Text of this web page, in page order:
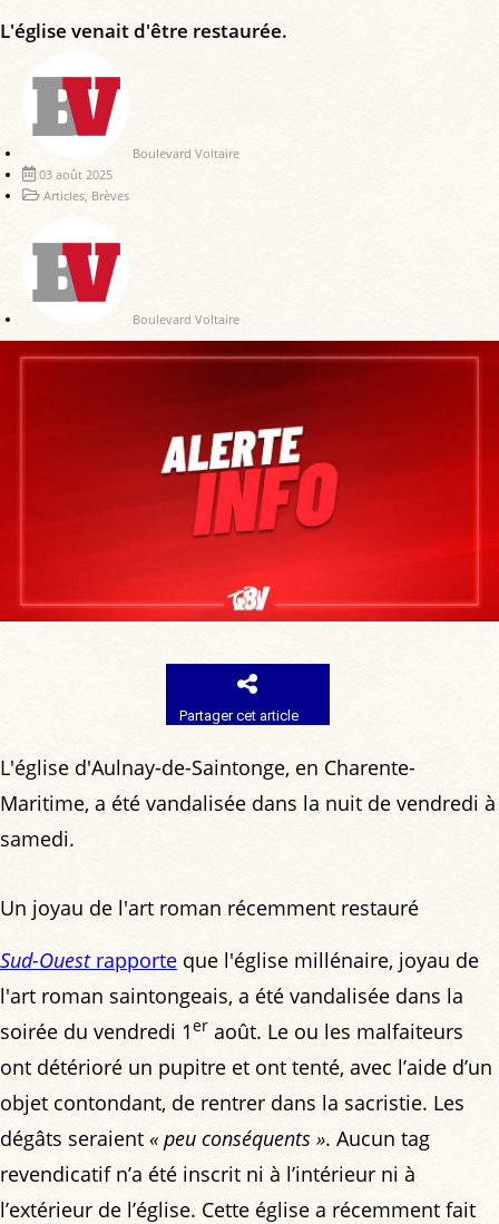
L'église venait d'être restaurée.
Boulevard Voltaire
03 août 2025
Articles, Brèves
Boulevard Voltaire
Partager cet article
L'église d'Aulnay-de-Saintonge, en Charente-
Maritime, a été vandalisée dans la nuit de vendredi à
samedi.
Un joyau de l'art roman récemment restauré
Sud-Ouestrapporte que l'église millénaire, joyau de
l'art roman saintongeais, a été vandalisée dans la
soirée du vendredi 1er août. Le ou les malfaiteurs
ont détérioré un pupitre et ont tenté, avec l’aide d’un
objet contondant, de rentrer dans la sacristie. Les
dégâts seraient « peu conséquents ». Aucun tag
revendicatif n’a été inscrit ni à l’intérieur ni à
l’extérieur de l’église. Cette église a récemment fait